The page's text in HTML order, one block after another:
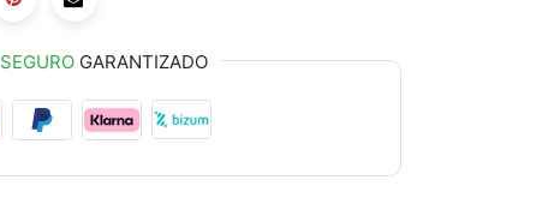
SEGUROGARANTIZADO